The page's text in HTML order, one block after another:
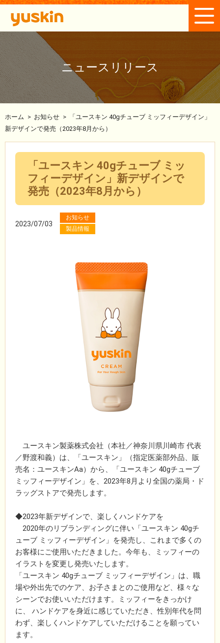
ニュースリリース
ホーム > お知らせ >
「ユースキン 40gチューブ ミッフィーデザイン」
新デザインで発売（2023年8月から）
「ユースキン 40gチューブ ミッ
フィーデザイン」新デザインで
発売（2023年8月から）
2023/07/03
お知らせ
製品情報
ユースキン製薬株式会社（本社／神奈川県川崎市 代表
／野渡和義）は、「ユースキン」（指定医薬部外品、販
売名：ユースキンAa）から、「ユースキン 40gチューブ
ミッフィーデザイン」を、2023年8月より全国の薬局・ド
ラッグストアで発売します。
◆2023年新デザインで、楽しくハンドケアを
2020年のリブランディングに伴い「ユースキン 40gチ
ューブ ミッフィーデザイン」を発売し、これまで多くの
お客様にご使用いただきました。今年も、ミッフィーの
イラストを変更し発売いたします。
「ユースキン 40gチューブ ミッフィーデザイン」は、職
場や外出先でのケア、お子さまとのご使用など、様々な
シーンでお使いいただけます。ミッフィーをきっかけ
に、 ハンドケアを身近に感じていただき、性別年代を問
わず、楽しくハンドケアしていただけることを願ってい
ます。